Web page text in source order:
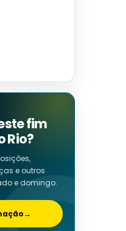
fim
Rio?
e outros
e domingo.
→